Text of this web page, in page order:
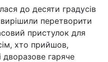
до десяти градусів
перетворити
пристулок для
хто прийшов,
дворазове гаряче